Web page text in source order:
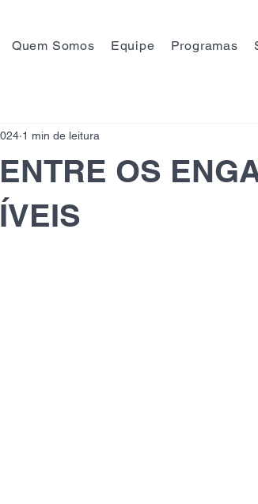
Quem Somos Equipe Programas
OS
1 min de leitura